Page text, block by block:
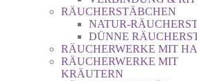
RÄUCHERSTÄBCHEN
NATUR-
DÜNNE
RÄUCHERWERKE MIT
RÄUCHERWERKE MIT
KRÄUTERN